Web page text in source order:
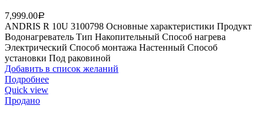
7,999.00Р
ANDRIS R 10U 3100798 Основные характеристики Продукт
Водонагреватель Тип Накопительный Способ нагрева
Электрический Способ монтажа Настенный Способ
установки Под раковиной
Добавить в список желаний
Подробнее
Quick view
Продано